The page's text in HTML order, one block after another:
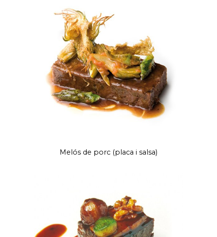
Melós de porc (placa i salsa)